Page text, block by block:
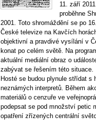
11. září
proběhne
2001. Toto shromáždění se po
České televize na Kavčích
objektivní a pravdivé vysílání v
konat po celém světě. Na
aktuální mediální obraz o
zabývat se řešením této situace.
Hosté se budou plynule střídat s
neznámých interpretů. Během
materiálů o cenzuře ve
podepsat se pod množství petic
opatření zřízených centrální